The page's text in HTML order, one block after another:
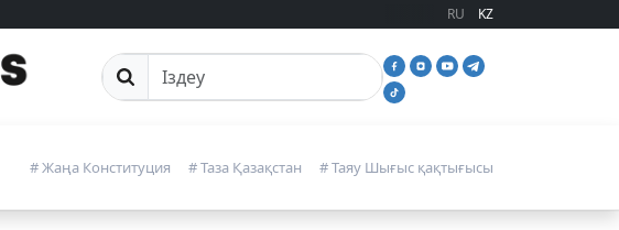
RU KZ
Сайттан іздеу
# Жаңа Конституция # Таза Қазақстан # Таяу Шығыс қақтығысы